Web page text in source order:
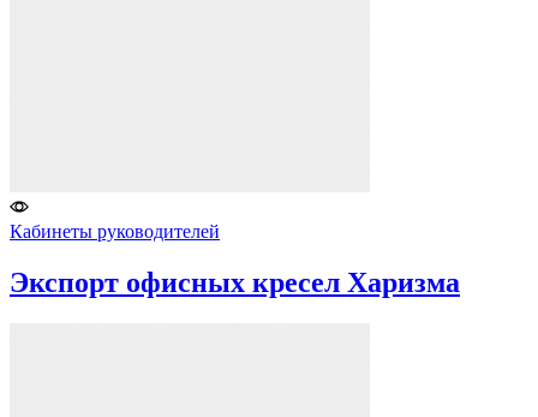
Кабинеты руководителей
Экспорт офисных кресел Харизма